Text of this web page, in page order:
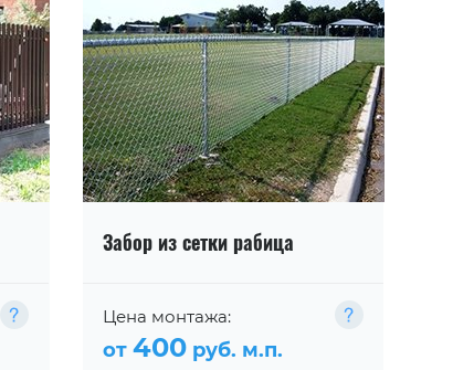
Забор из сетки рабица
Цена монтажа:
от 400руб. м.п.